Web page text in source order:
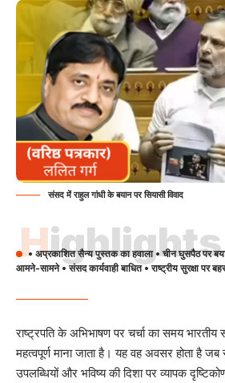
संसद में राहुल गांधी के बयान पर सियासी विवाद
Highlights
• अप्रकाशित सैन्य पुस्तक का हवाला • चीन घुसपैठ पर
आमने-सामने • संसद कार्यवाही बाधित • राष्ट्रीय सुरक्षा पर
राष्ट्रपति के अभिभाषण पर चर्चा का समय
महत्वपूर्ण माना जाता है। यह वह अवसर होता है जब
उपलब्धियों और भविष्य की दिशा पर व्यापक